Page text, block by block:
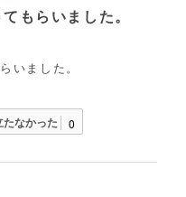
もらいました。
いました。
たなかった 0